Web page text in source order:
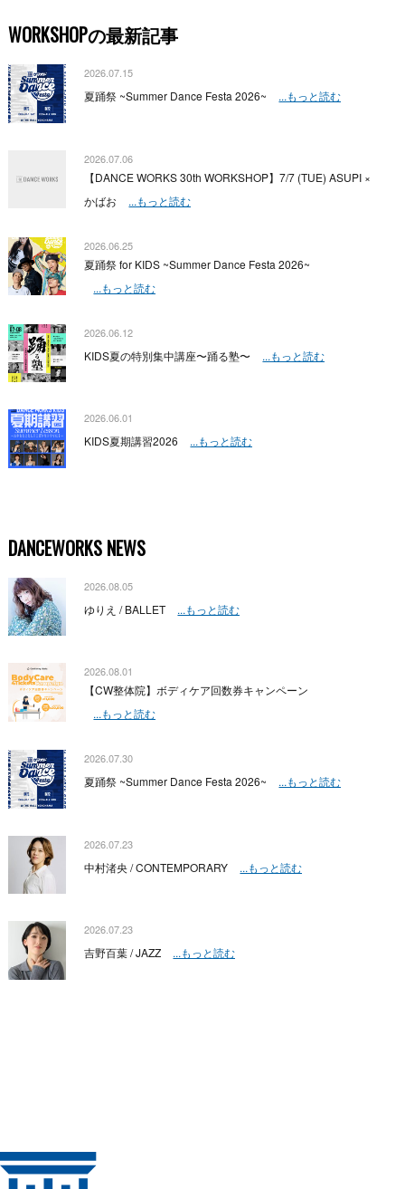
WORKSHOPの最新記事
2026.07.15
夏踊祭 ~Summer Dance Festa 2026~ ...もっと読む
2026.07.06
【DANCE WORKS 30th WORKSHOP】7/7 (TUE) ASUPI ×
かばお
...もっと読む
2026.06.25
夏踊祭 for KIDS ~Summer Dance Festa 2026~
...もっと読む
2026.06.12
KIDS夏の特別集中講座〜踊る塾〜 ...もっと読む
2026.06.01
KIDS夏期講習2026 ...もっと読む
DANCEWORKS NEWS
2026.08.05
ゆりえ / BALLET ...もっと読む
2026.08.01
【CW整体院】ボディケア回数券キャンペーン
...もっと読む
2026.07.30
夏踊祭 ~Summer Dance Festa 2026~ ...もっと読む
2026.07.23
中村渚央 / CONTEMPORARY ...もっと読む
2026.07.23
吉野百葉 / JAZZ ...もっと読む